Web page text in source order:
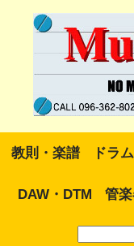
教則・楽譜 ドラム
DAW・DTM 管